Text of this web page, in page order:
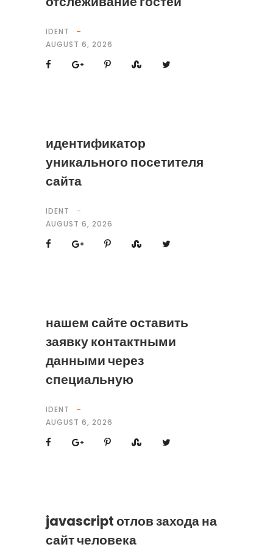
IDENT
AUGUST 6, 2026
идентификатор
уникального посетителя
сайта
IDENT
AUGUST 6, 2026
нашем сайте оставить
заявку контактными
данными через
специальную
IDENT
AUGUST 6, 2026
javascript отлов захода на
сайт человека